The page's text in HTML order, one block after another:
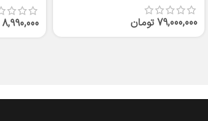
79,000,000تومان
8,990,000